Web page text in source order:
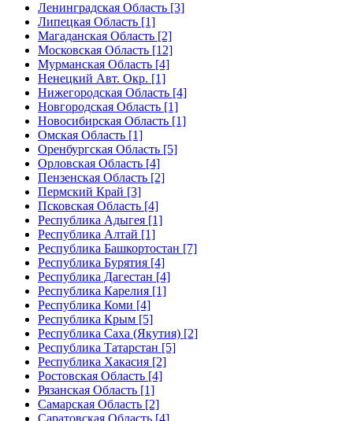
Ленинградская Область [3]
Липецкая Область [1]
Магаданская Область [2]
Московская Область [12]
Мурманская Область [4]
Ненецкий Авт. Окр. [1]
Нижегородская Область [4]
Новгородская Область [1]
Новосибирская Область [1]
Омская Область [1]
Оренбургская Область [5]
Орловская Область [4]
Пензенская Область [2]
Пермский Край [3]
Псковская Область [4]
Республика Адыгея [1]
Республика Алтай [1]
Республика Башкортостан [7]
Республика Бурятия [4]
Республика Дагестан [4]
Республика Карелия [1]
Республика Коми [4]
Республика Крым [5]
Республика Саха (Якутия) [2]
Республика Татарстан [5]
Республика Хакасия [2]
Ростовская Область [4]
Рязанская Область [1]
Самарская Область [2]
Саратовская Область [4]